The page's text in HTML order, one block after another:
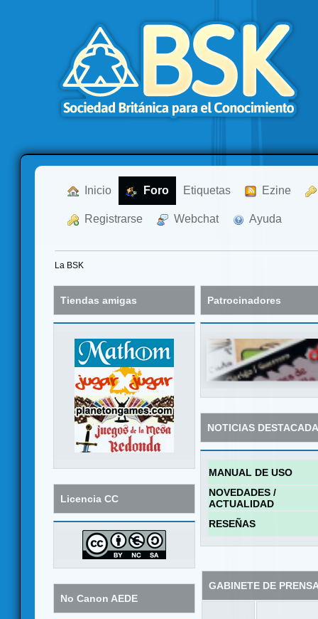
Inicio Foro Etiquetas Ezine
Registrarse Webchat Ayuda
La BSK
Tiendas amigas
Licencia CC
No Canon AEDE
Patrocinadores
NOTICIAS
MANUAL DE USO
NOVEDADES /
ACTUALIDAD
RESEÑAS
GABINETE DE